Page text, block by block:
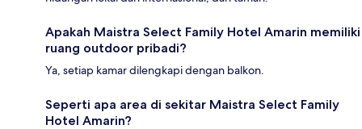
Apakah Maistra Select Family Hotel Amarin memiliki
ruang outdoor pribadi?
Ya, setiap kamar dilengkapi dengan balkon.
Seperti apa area di sekitar Maistra Select Family
Hotel Amarin?